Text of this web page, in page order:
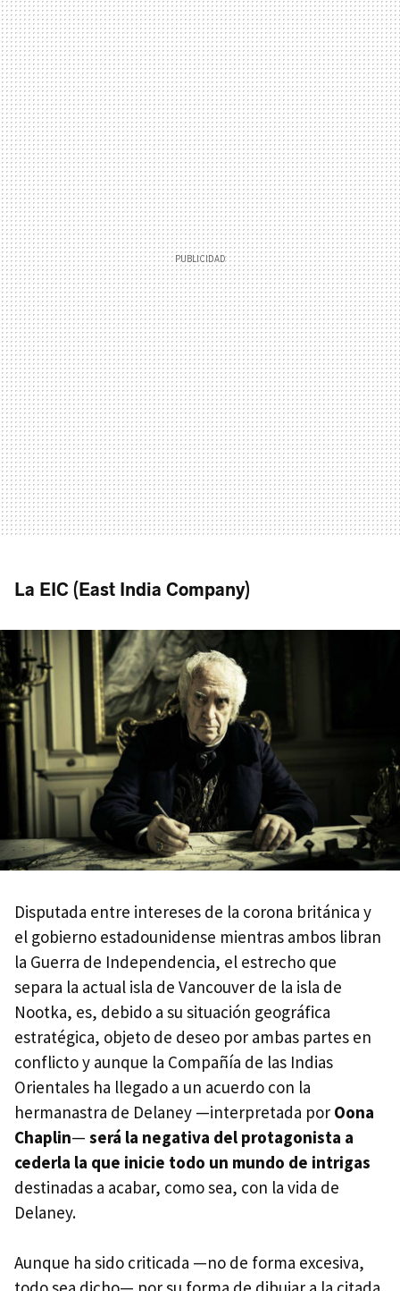
La EIC (East India Company)
Disputada entre intereses de la corona británica y
el gobierno estadounidense mientras ambos libran
la Guerra de Independencia, el estrecho que
separa la actual isla de Vancouver de la isla de
Nootka, es, debido a su situación geográfica
estratégica, objeto de deseo por ambas partes en
conflicto y aunque la Compañía de las Indias
Orientales ha llegado a un acuerdo con la
hermanastra de Delaney —interpretada por Oona
Chaplin— será la negativa del protagonista a
cederla la que inicie todo un mundo de intrigas
destinadas a acabar, como sea, con la vida de
Delaney.
Aunque ha sido criticada —no de forma excesiva,